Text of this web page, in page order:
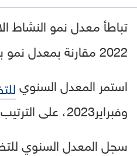
2022 مقارنة بمعدل نمو بلغ 4.4 بالمئة خلال الربع الثالث من العام 2022.
استمر المعدل السنوي
وفبراير2023، على الترتيب.